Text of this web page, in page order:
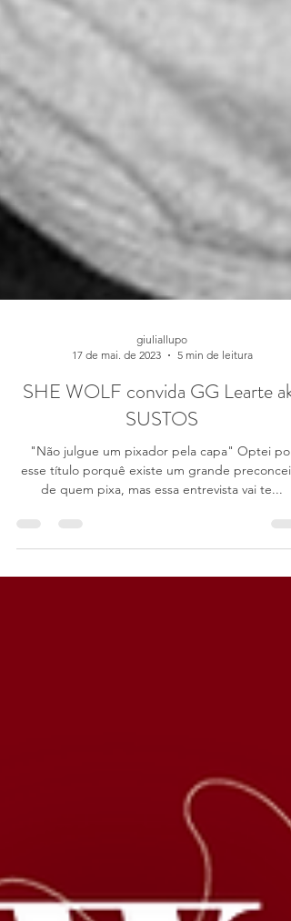
17 de mai. de 2023
5 min de leitura
SHE WOLF convida GG Learte aka
SUSTOS
"Não julgue um pixador pela capa" Optei por
esse título porquê existe um grande
de quem pixa, mas essa entrevista vai te...